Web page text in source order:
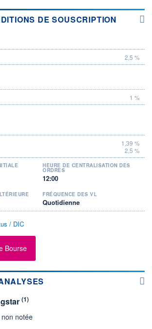
DE SOUSCRIPTION
2,5 %
1 %
1,39 %
2,5 %
HEURE DE CENTRALISATION DES
ORDRES
12:00
FRÉQUENCE DES VL
Quotidienne
/ DIC
Bourse
(1)
notée